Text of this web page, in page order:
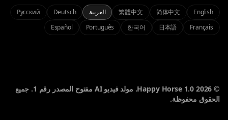
English
简体中文
繁體中文 العربية Deutsch
Русский
Français
日本語
한국어
Português
Español
© 2026 Happy Horse 1.0. مولد فيديو AI مفتوح المصدر رقم 1. جميع
الحقوق محفوظة.
مولد متعدد الوسائط فيديو سينمائي من النص والصورة إدارة الحساب وعرض السجل